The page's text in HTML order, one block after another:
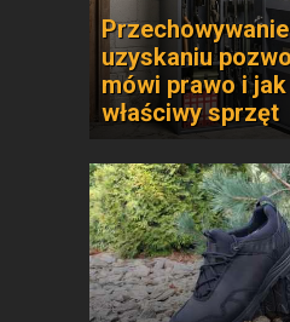
uzyskaniu
mówi prawo i
właściwy sprzęt